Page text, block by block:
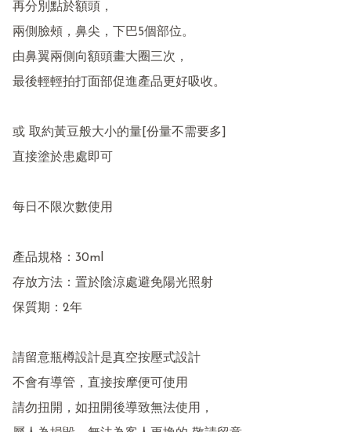
再分別點於額頭，
兩側臉頰，鼻尖，下巴5個部位。
由鼻翼兩側向額頭畫大圈三次，
最後輕輕拍打面部促進產品更好吸收。
或 取約黃豆般大小的量[份量不需要多]
直接塗於患處即可
每日不限次數使用
產品規格：30ml
存放方法：置於陰涼處避免陽光照射
保質期：2年
請留意瓶樽設計是真空按壓式設計
不會有導管，直接按摩便可使用
請勿扭開，如扭開後導致無法使用，